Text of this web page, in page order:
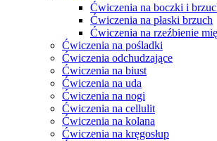
Ćwiczenia na boczki i
Ćwiczenia na płaski brzuch
Ćwiczenia na rzeźbienie
Ćwiczenia na pośladki
Ćwiczenia odchudzające
Ćwiczenia na biust
Ćwiczenia na uda
Ćwiczenia na nogi
Ćwiczenia na cellulit
Ćwiczenia na kolana
Ćwiczenia na kręgosłup